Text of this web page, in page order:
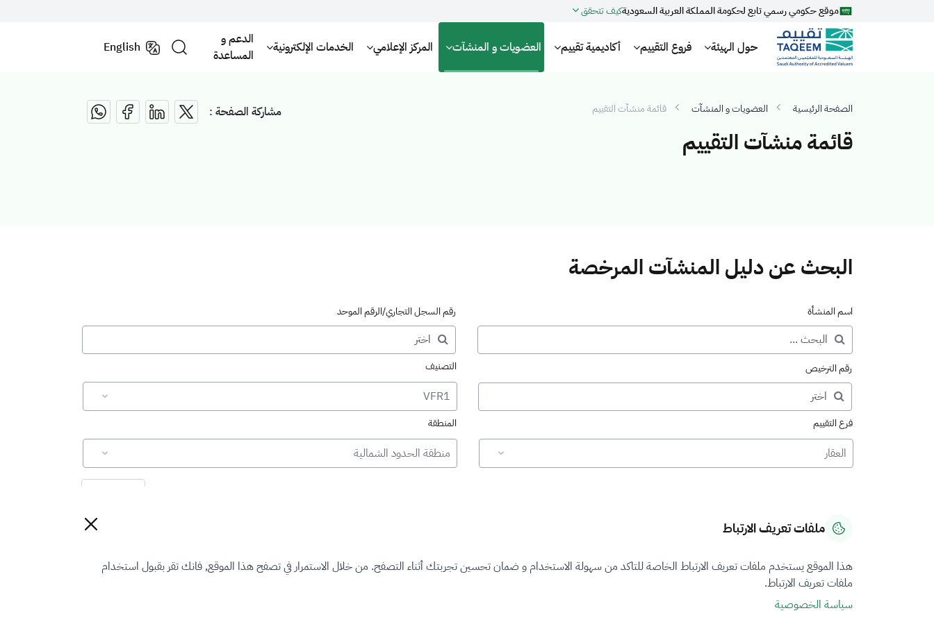
موقع حكومي رسمي تابع لحكومة المملكة العربية السعوديةكيف تتحقق
حول الهيئة فروع التقييم أكاديمية تقييم العضويات و المنشآت المركز الإعلامي الخدمات الإلكترونية
الدعم و
المساعدة
English
الصفحة الرئيسية العضويات و المنشآت قائمة منشآت التقييم مشاركة الصفحة :
قائمة منشآت التقييم
البحث عن دليل المنشآت المرخصة
اسم المنشأة رقم السجل التجاري/الرقم الموحد
رقم الترخيص التصنيف
VFR1
فرع التقييم
العقار
المنطقة
منطقة الحدود الشمالية
ملفات تعريف الارتباط
هذا الموقع يستخدم ملفات تعريف الارتباط الخاصة للتاكد من سهولة الاستخدام و ضمان تحسين تجربتك أثناء التصفح. من خلال الاستمرار في تصفح هذا الموقع, فانك تقر بقبول استخدام
ملفات تعريف الارتباط.
سياسة الخصوصية